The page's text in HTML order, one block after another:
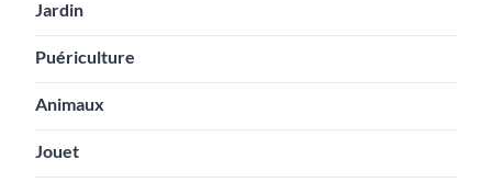
Jardin
Puériculture
Animaux
Jouet